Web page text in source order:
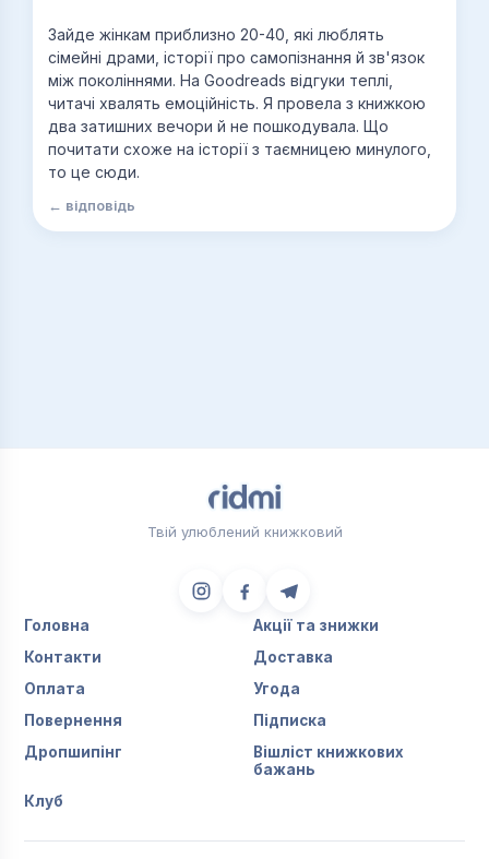
Зайде жінкам приблизно 20-40, які люблять
сімейні драми, історії про самопізнання й зв'язок
між поколіннями. На Goodreads відгуки теплі,
читачі хвалять емоційність. Я провела з книжкою
два затишних вечори й не пошкодувала. Що
почитати схоже на історії з таємницею минулого,
то це сюди.
← відповідь
Твій улюблений книжковий
Головна
Акції та знижки
Контакти
Доставка
Оплата
Угода
Повернення
Підписка
Дропшипінг
Вішліст книжкових
бажань
Клуб